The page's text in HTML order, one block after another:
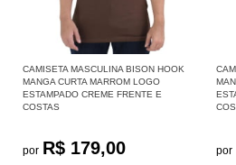
CAMISETA MASCULINA BISON HOOK
MANGA CURTA MARROM LOGO
ESTAMPADO CREME FRENTE E
COSTAS
por R$ 179,00 por